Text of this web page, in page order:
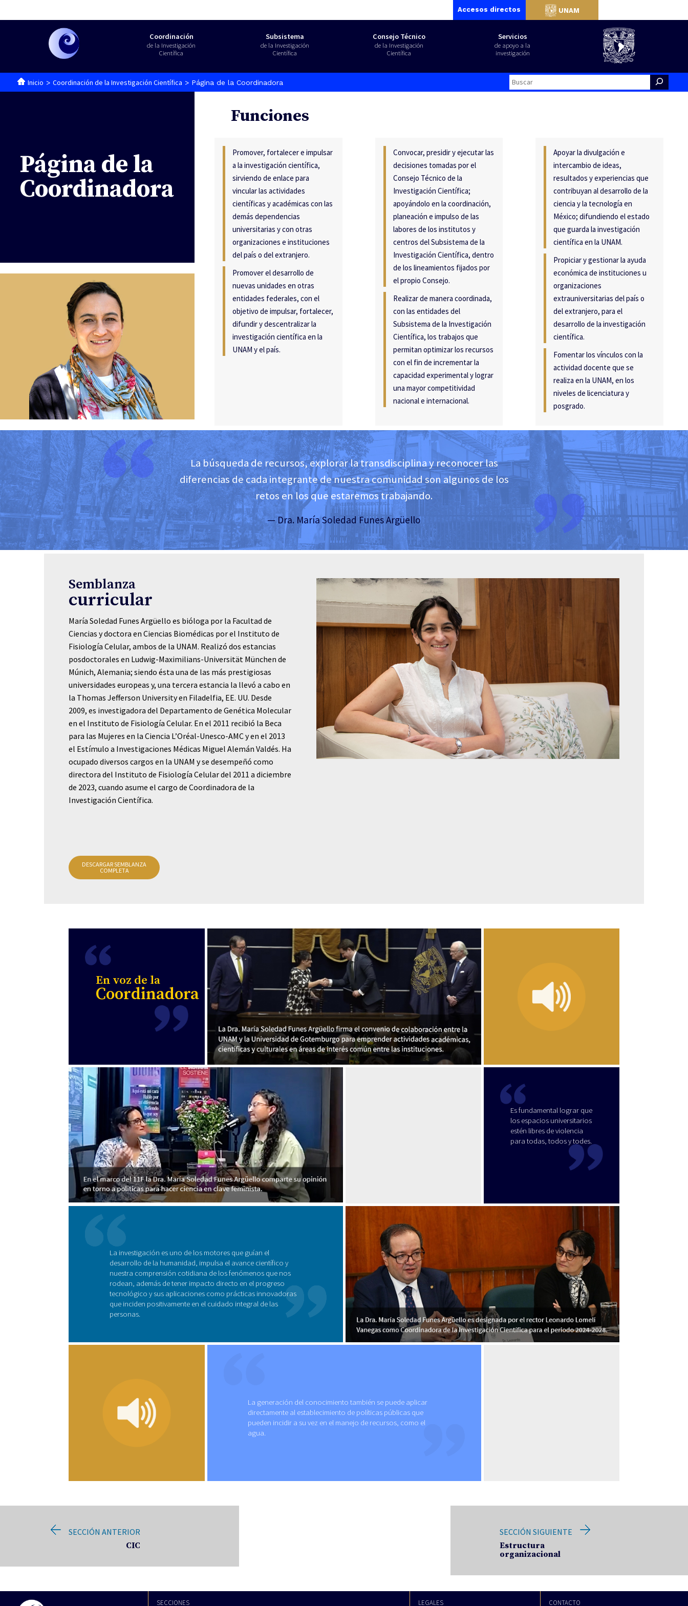
Accesos directos UNAM
Coordinación
de la Investigación
Científica
Subsistema
de la Investigación
Científica
Consejo Técnico
de la Investigación
Científica
Servicios
de apoyo a la
investigación
Inicio > Coordinación de la Investigación Científica > Página de la Coordinadora
Search
Página de la
Coordinadora
Funciones
Promover, fortalecer e impulsar
a la investigación científica,
sirviendo de enlace para
vincular las actividades
científicas y académicas con las
demás dependencias
universitarias y con otras
organizaciones e instituciones
del país o del extranjero.
Promover el desarrollo de
nuevas unidades en otras
entidades federales, con el
objetivo de impulsar, fortalecer,
difundir y descentralizar la
investigación científica en la
UNAM y el país.
Convocar, presidir y ejecutar las
decisiones tomadas por el
Consejo Técnico de la
Investigación Científica;
apoyándolo en la coordinación,
planeación e impulso de las
labores de los institutos y
centros del Subsistema de la
Investigación Científica, dentro
de los lineamientos fijados por
el propio Consejo.
Realizar de manera coordinada,
con las entidades del
Subsistema de la Investigación
Científica, los trabajos que
permitan optimizar los recursos
con el fin de incrementar la
capacidad experimental y lograr
una mayor competitividad
nacional e internacional.
Apoyar la divulgación e
intercambio de ideas,
resultados y experiencias que
contribuyan al desarrollo de la
ciencia y la tecnología en
México; difundiendo el estado
que guarda la investigación
científica en la UNAM.
Propiciar y gestionar la ayuda
económica de instituciones u
organizaciones
extrauniversitarias del país o
del extranjero, para el
desarrollo de la investigación
científica.
Fomentar los vínculos con la
actividad docente que se
realiza en la UNAM, en los
niveles de licenciatura y
posgrado.
La búsqueda de recursos, explorar la transdisciplina y reconocer las
diferencias de cada integrante de nuestra comunidad son algunos de los
retos en los que estaremos trabajando.
— Dra. María Soledad Funes Argüello
Semblanza
curricular
María Soledad Funes Argüello es bióloga por la Facultad de
Ciencias y doctora en Ciencias Biomédicas por el Instituto de
Fisiología Celular, ambos de la UNAM. Realizó dos estancias
posdoctorales en Ludwig-Maximilians-Universität München de
Múnich, Alemania; siendo ésta una de las más prestigiosas
universidades europeas y, una tercera estancia la llevó a cabo en
la Thomas Jefferson University en Filadelfia, EE. UU. Desde
2009, es investigadora del Departamento de Genética Molecular
en el Instituto de Fisiología Celular. En el 2011 recibió la Beca
para las Mujeres en la Ciencia L’Oréal-Unesco-AMC y en el 2013
el Estímulo a Investigaciones Médicas Miguel Alemán Valdés. Ha
ocupado diversos cargos en la UNAM y se desempeñó como
directora del Instituto de Fisiología Celular del 2011 a diciembre
de 2023, cuando asume el cargo de Coordinadora de la
Investigación Científica.
DESCARGAR SEMBLANZA
COMPLETA
En voz de la
Coordinadora
Es fundamental lograr que
los espacios universitarios
estén libres de violencia
para todas, todos y todes.
La investigación es uno de los motores que guían el
desarrollo de la humanidad, impulsa el avance científico y
nuestra comprensión cotidiana de los fenómenos que nos
rodean, además de tener impacto directo en el progreso
tecnológico y sus aplicaciones como prácticas innovadoras
que inciden positivamente en el cuidado integral de las
personas.
La generación del conocimiento también se puede aplicar
directamente al establecimiento de políticas públicas que
pueden incidir a su vez en el manejo de recursos, como el
agua.
SECCIÓN ANTERIOR
CIC
SECCIÓN SIGUIENTE
Estructura
organizacional
SECCIONES LEGALES CONTACTO